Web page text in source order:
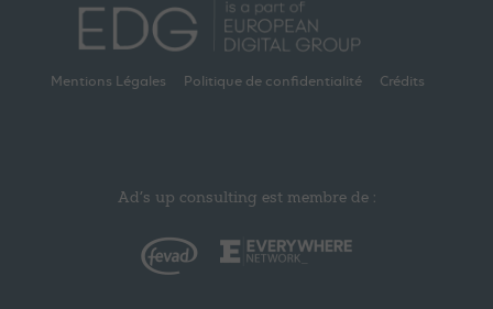
Mentions Légales Politique de confidentialité Crédits
Ad’s up consulting est membre de :